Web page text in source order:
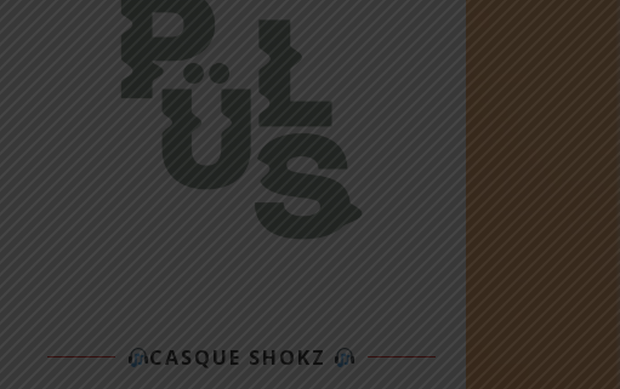
CASQUE SHOKZ